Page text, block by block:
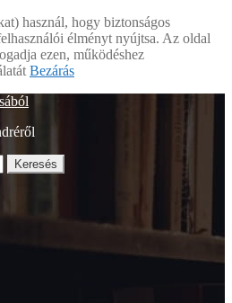
használ, hogy biztonságos
élményt nyújtsa. Az oldal
ezen, működéshez
Bezárás
Keresés